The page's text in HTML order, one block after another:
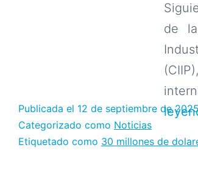
de
Publicada el 12 de septiembre de
Categorizado como Noticias
Etiquetado como 30 millones de